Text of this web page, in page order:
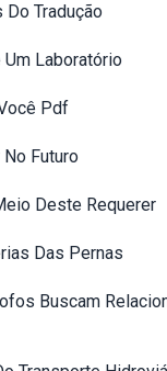
Do Tradução
Laboratório
Pdf
Futuro
Deste Requerer
Das Pernas
Buscam